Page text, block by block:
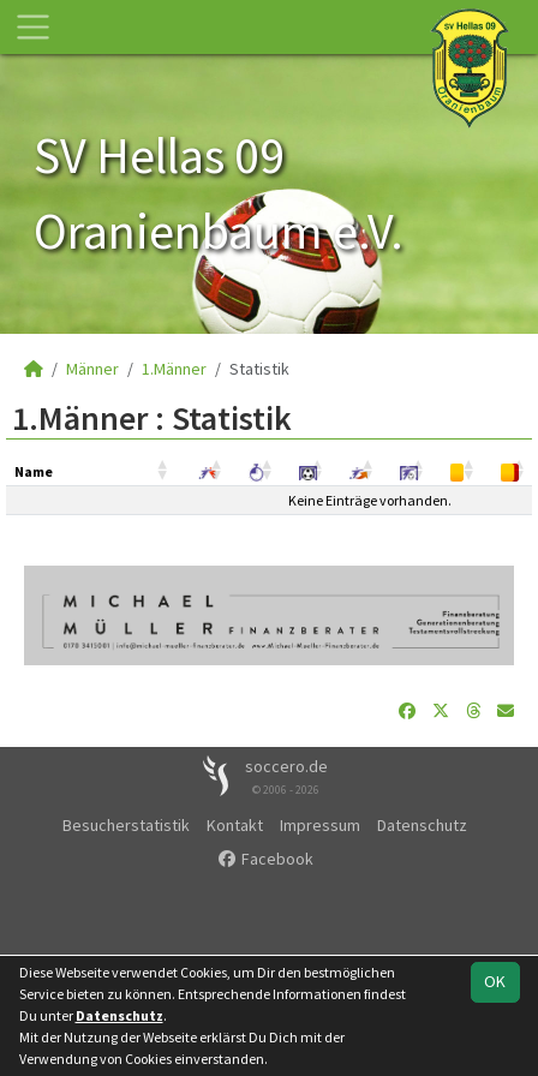
SV Hellas 09
Oranienbaum e.V.
Männer 1.Männer Statistik
Team Kreisoberliga
1.Männer : Statistik
Name
Keine Einträge vorhanden.
soccero.de
© 2006 - 2026
Besucherstatistik Kontakt Impressum
Datenschutz
Facebook
OK
Diese Webseite verwendet Cookies, um Dir den bestmöglichen
Service bieten zu können. Entsprechende Informationen findest
Du unter Datenschutz.
Mit der Nutzung der Webseite erklärst Du Dich mit der
Verwendung von Cookies einverstanden.